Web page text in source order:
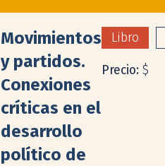
Movimientos
y partidos.
Conexiones
críticas en el
desarrollo
político de
Libro
Precio: $